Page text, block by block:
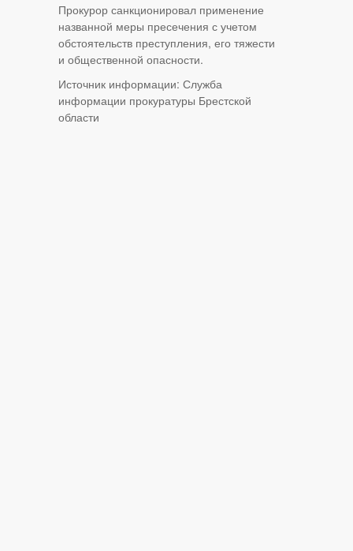
Прокурор санкционировал применение
названной меры пресечения с учетом
обстоятельств преступления, его тяжести
и общественной опасности.
Источник информации: Служба
информации прокуратуры Брестской
области